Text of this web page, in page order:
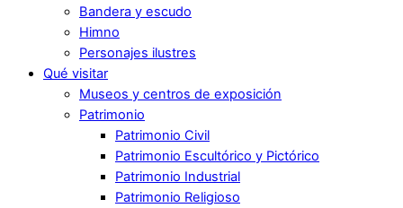
Bandera y escudo
Himno
Personajes ilustres
Qué visitar
Museos y centros de exposición
Patrimonio
Patrimonio Civil
Patrimonio Escultórico y Pictórico
Patrimonio Industrial
Patrimonio Religioso